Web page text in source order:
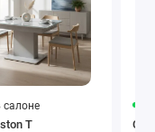
салоне
T